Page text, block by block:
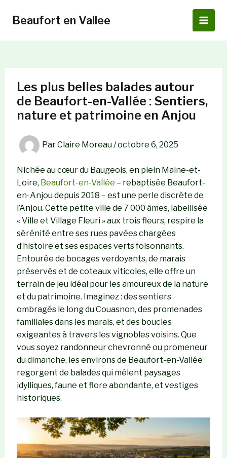
Beaufort en Vallee
Main
Les plus belles balades autour
de Beaufort-en-Vallée : Sentiers,
nature et patrimoine en Anjou
ParClaire Moreau/octobre 6, 2025
Nichée au cœur du Baugeois, en plein Maine-et-
Loire, Beaufort-en-Vallée – rebaptisée Beaufort-
en-Anjou depuis 2018 – est une perle discrète de
l’Anjou. Cette petite ville de 7 000 âmes, labellisée
« Ville et Village Fleuri » aux trois fleurs, respire la
sérénité entre ses rues pavées chargées
d’histoire et ses espaces verts foisonnants.
Entourée de bocages verdoyants, de marais
préservés et de coteaux viticoles, elle offre un
terrain de jeu idéal pour les amoureux de la nature
et du patrimoine. Imaginez : des sentiers
ombragés le long du Couasnon, des promenades
familiales dans les marais, et des boucles
exigeantes à travers les vignobles voisins. Que
vous soyez randonneur chevronné ou promeneur
du dimanche, les environs de Beaufort-en-Vallée
regorgent de balades qui mêlent paysages
idylliques, faune et flore abondante, et vestiges
historiques.